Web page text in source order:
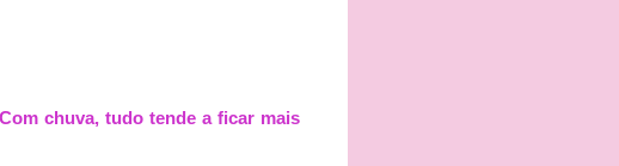
chuva, tudo tende a ficar mais